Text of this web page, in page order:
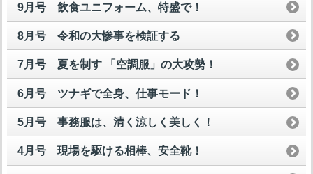
9月号 飲食ユニフォーム、特盛で！
8月号 令和の大惨事を検証する
7月号 夏を制す 「空調服」の大攻勢！
6月号 ツナギで全身、仕事モード！
5月号 事務服は、清く涼しく美しく！
4月号 現場を駆ける相棒、安全靴！